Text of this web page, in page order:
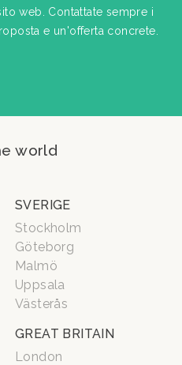
web. Contattate sempre i
e un'offerta concrete.
world
SVERIGE
Stockholm
Göteborg
Malmö
Uppsala
Västerås
GREAT BRITAIN
London